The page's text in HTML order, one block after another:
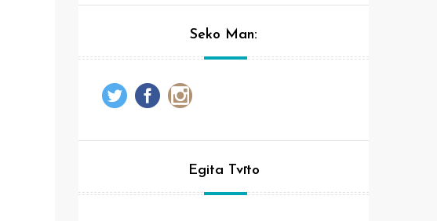
Seko Man:
Egita Tvīto